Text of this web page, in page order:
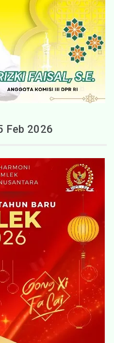
Feb 2026